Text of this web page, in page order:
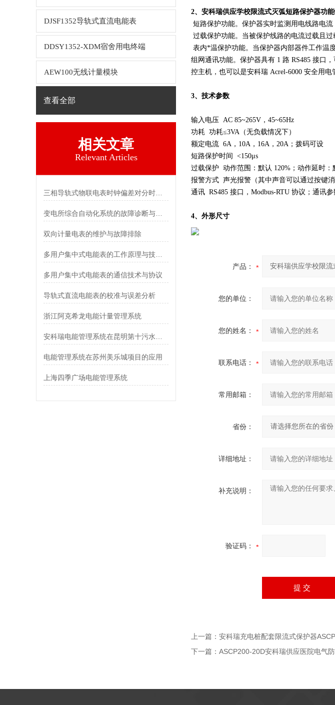
DJSF1352导轨式直流电能表
DDSY1352-XDM宿舍用电终端
AEW100无线计量模块
查看全部
相关文章
Relevant Articles
三相导轨式物联电表时钟偏差对分时计费统计的影响及校准
变电所综合自动化系统的故障诊断与自愈功能探究
双向计量电表的维护与故障排除
多用户集中式电能表的工作原理与技术特点
多用户集中式电能表的通信技术与协议
导轨式直流电能表的校准与误差分析
浙江阿克希龙电能计量管理系统
电能管理系统在苏州美乐城项目的应用
上海四季广场电能管理系统
2、 安科瑞供应学校限流式灭弧短路保护器功
短路保护功能。保护器实时监测用电线路电
过载保护功能。当被保护线路的电流过载且
表内*温保护功能。当保护器内部器件工作温
组网通讯功能。保护器具有 1 路 RS485 接口
控主机，也可以是安科瑞 Acrel-6000 安全用电
3、技术参数
输入电压 AC 85~265V，45~65Hz
功耗 功耗≤3VA（无负载情况下）
额定电流 6A，10A，16A，20A；拨码可设
短路保护时间 <150μs
过载保护 动作范围：默认 120%；动作延时：
报警方式 声光报警（其中声音可以通过按键消
通讯 RS485 接口，Modbus-RTU 协议；通讯
4、外形尺寸
产品：
您的单位：
您的姓名：
联系电话：
常用邮箱：
省份：
详细地址：
补充说明：
验证码：
上一篇： 安科瑞充电桩配套限流式保护器
下一篇： ASCP200-20D安科瑞供应医院电气